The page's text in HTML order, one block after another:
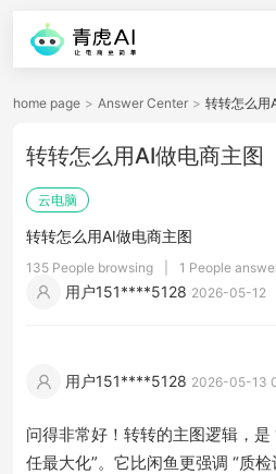
home page > Answer Center > 转转怎么用
转转怎么用AI做电商主图
云电脑
转转怎么用AI做电商主图
135 People browsing 1 People
用户151****5128 2026-05-12
用户151****5128 2026-05-13
问得非常好！转转的主图逻辑，
任最大化”。它比闲鱼更强调 “质检